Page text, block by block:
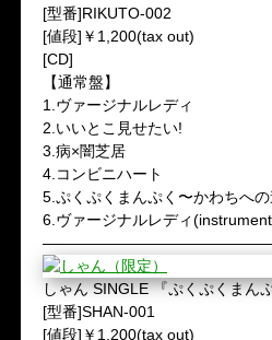
[型番]RIKUTO-002
[値段]￥1,200(tax out)
[CD]
【通常盤】
1.ヴァージナルレディ
2.いいとこ見せたい!
3.病×闇芝居
4.コンビニハート
5.ぷくぷくまんぷく〜かわちへの
6.ヴァージナルレディ
———————————————
しゃん SINGLE 『ぷくぷくまん
[型番]SHAN-001
[値段]￥1,200(tax out)